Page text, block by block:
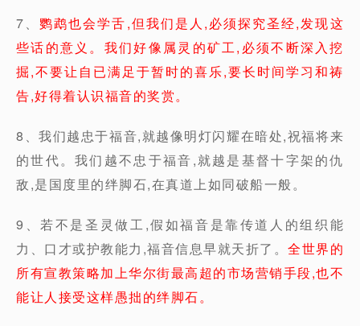
7、鹦鹉也会学舌,但我们是人,必须探究圣经,发现这
些话的意义。我们好像属灵的矿工,必须不断深入挖
掘,不要让自已满足于暂时的喜乐,要长时间学习和祷
告,好得着认识福音的奖赏。
8、我们越忠于福音,就越像明灯闪耀在暗处,祝福将来
的世代。我们越不忠于福音,就越是基督十字架的仇
敌,是国度里的绊脚石,在真道上如同破船一般。
9、若不是圣灵做工,假如福音是靠传道人的组织能
力、口才或护教能力,福音信息早就天折了。 全世界的
所有宣教策略加上华尔街最高超的市场营销手段,也不
能让人接受这样愚拙的绊脚石。